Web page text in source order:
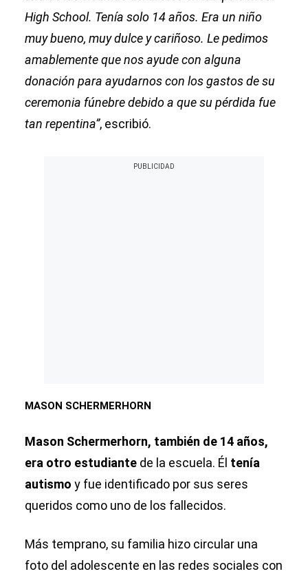
High School. Tenía solo 14 años. Era un niño
muy bueno, muy dulce y cariñoso. Le pedimos
amablemente que nos ayude con alguna
donación para ayudarnos con los gastos de su
ceremonia fúnebre debido a que su pérdida fue
tan repentina”, escribió.
MASON SCHERMERHORN
Mason Schermerhorn, también de 14 años,
era otro estudiante de la escuela. Él tenía
autismo y fue identificado por sus seres
queridos como uno de los fallecidos.
Más temprano, su familia hizo circular una
foto del adolescente en las redes sociales con